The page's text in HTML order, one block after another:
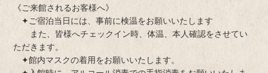
《ご来館されるお客様へ》
✦ご宿泊当日には、事前に検温をお願いいたします
また、皆様へチェックイン時、体温、本人確認をさせてい
ただきます。
✦館内マスクの着用をお願いいたします。